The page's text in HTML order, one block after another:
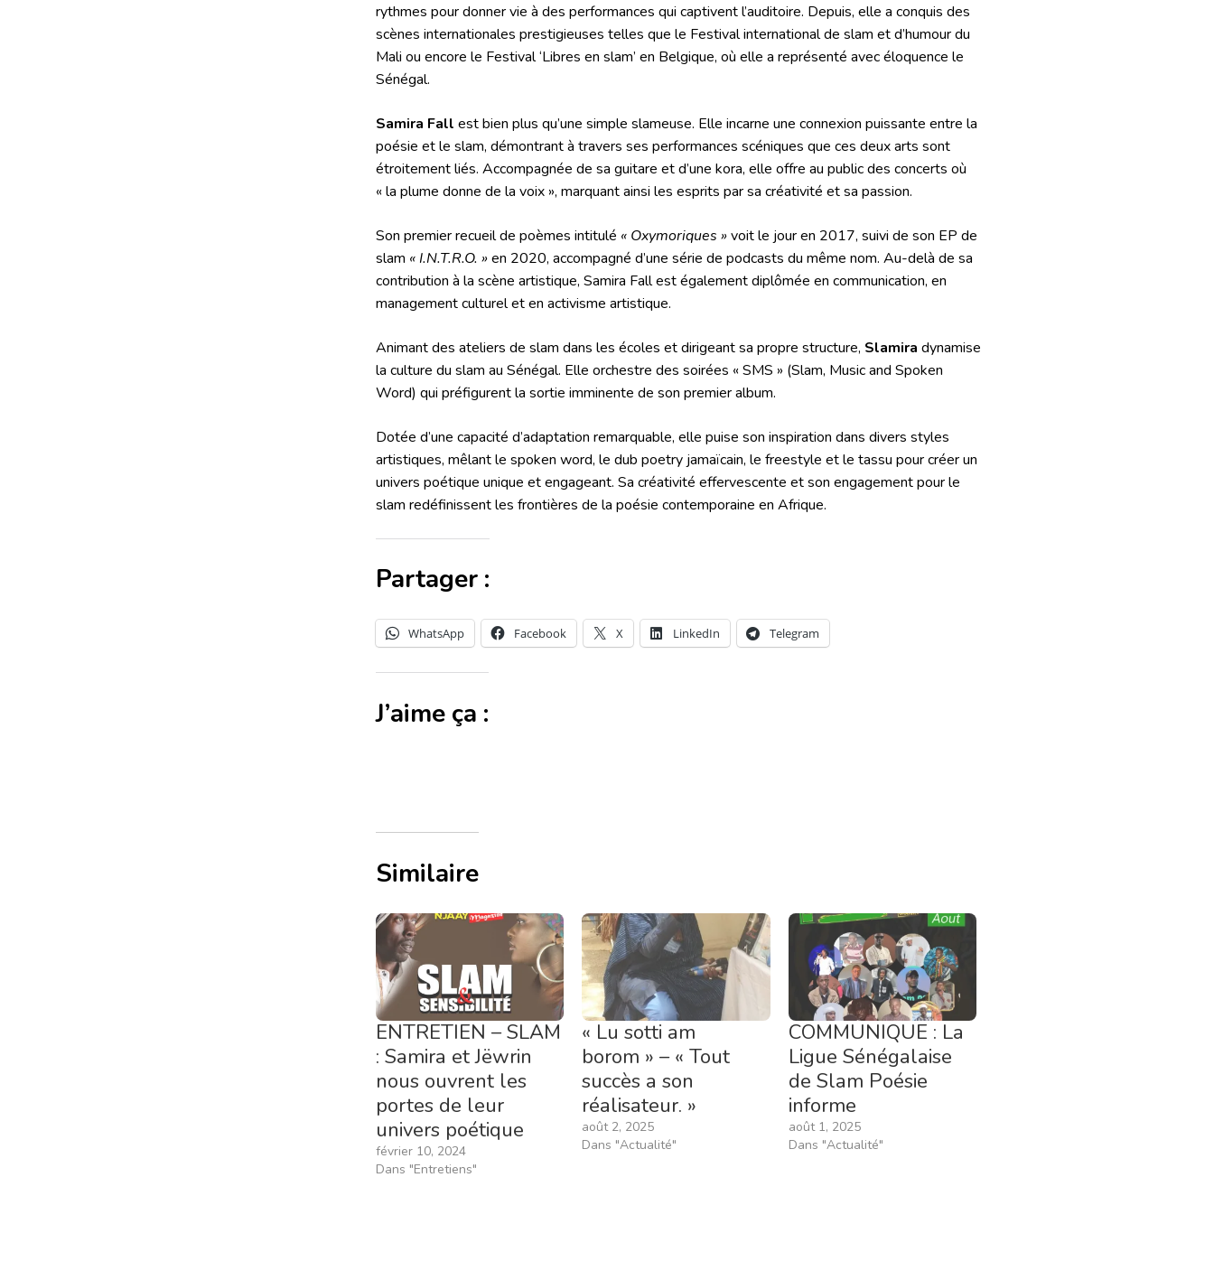
rythmes pour donner vie à des performances qui captivent l’auditoire. Depuis, elle a conquis des
scènes internationales prestigieuses telles que le Festival international de slam et d’humour du
Mali ou encore le Festival ‘Libres en slam’ en Belgique, où elle a représenté avec éloquence le
Sénégal.
Samira Fall est bien plus qu’une simple slameuse. Elle incarne une connexion puissante entre la
poésie et le slam, démontrant à travers ses performances scéniques que ces deux arts sont
étroitement liés. Accompagnée de sa guitare et d’une kora, elle offre au public des concerts où
« la plume donne de la voix », marquant ainsi les esprits par sa créativité et sa passion.
Son premier recueil de poèmes intitulé « Oxymoriques »voit le jour en 2017, suivi de son EP de
slam « I.N.T.R.O. »en 2020, accompagné d’une série de podcasts du même nom. Au-delà de sa
contribution à la scène artistique, Samira Fall est également diplômée en communication, en
management culturel et en activisme artistique.
Animant des ateliers de slam dans les écoles et dirigeant sa propre structure, Slamira dynamise
la culture du slam au Sénégal. Elle orchestre des soirées « SMS » (Slam, Music and Spoken
Word) qui préfigurent la sortie imminente de son premier album.
Dotée d’une capacité d’adaptation remarquable, elle puise son inspiration dans divers styles
artistiques, mêlant le spoken word, le dub poetry jamaïcain, le freestyle et le tassu pour créer un
univers poétique unique et engageant. Sa créativité effervescente et son engagement pour le
slam redéfinissent les frontières de la poésie contemporaine en Afrique.
Partager :
WhatsApp Facebook X LinkedIn Telegram
J’aime ça :
Similaire
ENTRETIEN – SLAM
: Samira et Jëwrin
nous ouvrent les
portes de leur
univers poétique
février 10, 2024
Dans "Entretiens"
« Lu sotti am
borom » – « Tout
succès a son
réalisateur. »
août 2, 2025
Dans "Actualité"
COMMUNIQUE : La
Ligue Sénégalaise
de Slam Poésie
informe
août 1, 2025
Dans "Actualité"